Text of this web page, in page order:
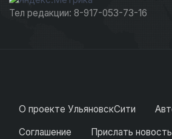
Тел редакции: 8-917-053-73-16
О проекте УльяновскСити
Соглашение
Прислать новость